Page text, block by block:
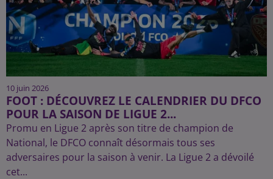
10 juin 2026
FOOT : DÉCOUVREZ LE CALENDRIER DU DFCO
POUR LA SAISON DE LIGUE 2...
Promu en Ligue 2 après son titre de champion de
National, le DFCO connaît désormais tous ses
adversaires pour la saison à venir. La Ligue 2 a dévoilé
cet...